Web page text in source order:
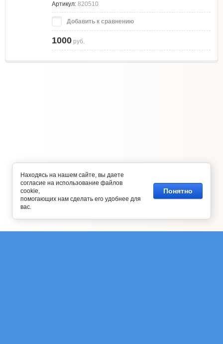
Артикул: 820510
Добавить к сравнению
1000 руб.
Находясь на нашем сайте, вы даете
согласие на использование файлов
cookie,
помогающих нам сделать его удобнее для
вас.
Понятно